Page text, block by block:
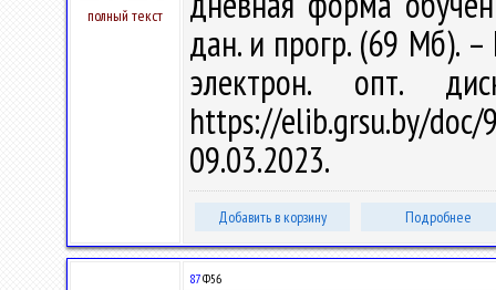
полный текст
дан. и прогр. (69 Мб).
электрон. опт.
https://elib.grsu.by/
09.03.2023.
Добавить в корзину Подробнее
87Ф56